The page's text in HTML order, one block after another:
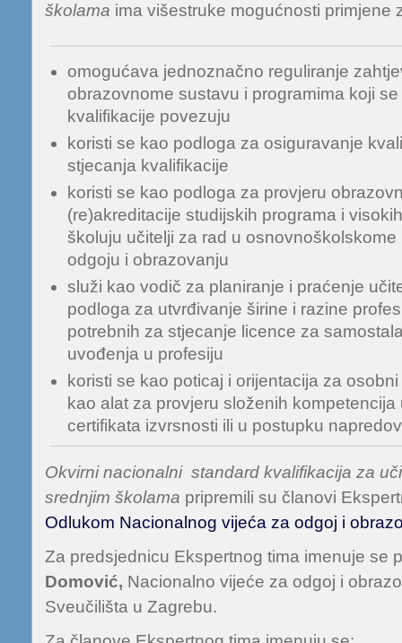
školama ima višestruke mogućnosti primjene
omogućava jednoznačno reguliranje
obrazovnome sustavu i programima koji
kvalifikacije povezuju
koristi se kao podloga za osiguravanje
stjecanja kvalifikacije
koristi se kao podloga za provjeru
(re)akreditacije studijskih programa i
školuju učitelji za rad u
odgoju i obrazovanju
služi kao vodič za planiranje i praćenje
podloga za utvrđivanje širine i razine
potrebnih za stjecanje licence za
uvođenja u profesiju
koristi se kao poticaj i orijentacija za
kao alat za provjeru složenih
certifikata izvrsnosti ili u postupku
Okvirni nacionalni standard kvalifikacija za
srednjim školama pripremili su članovi
Odlukom Nacionalnog vijeća za odgoj i
Za predsjednicu Ekspertnog tima imenuje se
Domović, Nacionalno vijeće za odgoj i
Sveučilišta u Zagrebu.